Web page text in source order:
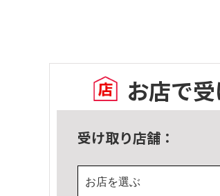
お店で
受け取り店舗：
お店を選ぶ